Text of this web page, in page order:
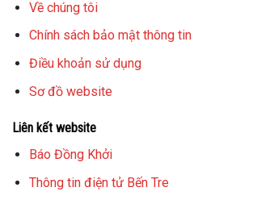
Về chúng tôi
Chính sách bảo mật thông tin
Điều khoản sử dụng
Sơ đồ website
Liên kết website
Báo Đồng Khởi
Thông tin điện tử Bến Tre